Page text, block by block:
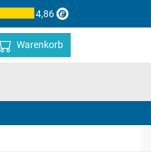
4,86
Warenkorb